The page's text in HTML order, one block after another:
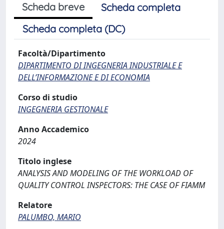
Scheda breve
Scheda completa
Scheda completa (DC)
Facoltà/Dipartimento
DIPARTIMENTO DI INGEGNERIA INDUSTRIALE E
DELL’INFORMAZIONE E DI ECONOMIA
Corso di studio
INGEGNERIA GESTIONALE
Anno Accademico
2024
Titolo inglese
ANALYSIS AND MODELING OF THE WORKLOAD OF
QUALITY CONTROL INSPECTORS: THE CASE OF FIAMM
Relatore
PALUMBO, MARIO